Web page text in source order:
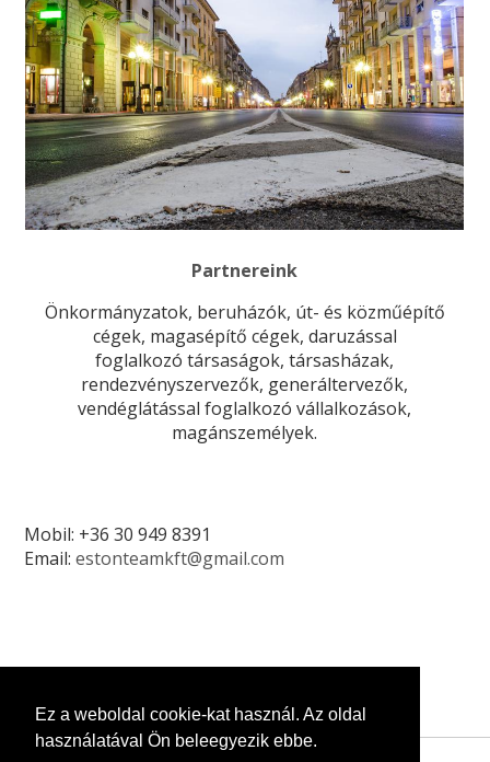
Ez a weboldal cookie-kat használ. Az oldal
használatával Ön beleegyezik ebbe.
Partnereink
Önkormányzatok, beruházók, út- és közműépítő
cégek, magasépítő cégek, daruzással
foglalkozó társaságok, társasházak,
rendezvényszervezők, generáltervezők,
vendéglátással foglalkozó vállalkozások,
magánszemélyek.
Mobil: +36 30 949 8391
Email:estonteamkft@gmail.com